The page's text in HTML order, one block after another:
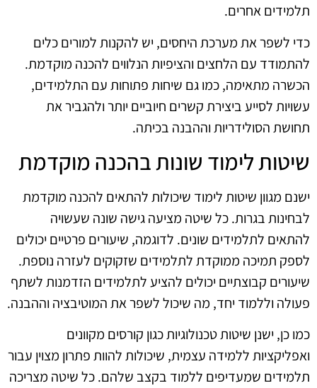
תלמידים אחרים.
כדי לשפר את מערכת היחסים, יש להקנות למורים כלים
להתמודד עם הלחצים והציפיות הנלווים להכנה מוקדמת.
הכשרה מתאימה, כמו גם שיחות פתוחות עם התלמידים,
עשויות לסייע ביצירת קשרים חיוביים יותר ולהגביר את
תחושת הסולידריות וההבנה בכיתה.
שיטות לימוד שונות בהכנה מוקדמת
ישנם מגוון שיטות לימוד שיכולות להתאים להכנה מוקדמת
לבחינות בגרות. כל שיטה מציעה גישה שונה שעשויה
להתאים לתלמידים שונים. לדוגמה, שיעורים פרטיים יכולים
לספק תמיכה ממוקדת לתלמידים שזקוקים לעזרה נוספת.
שיעורים קבוצתיים יכולים להציע לתלמידים הזדמנות לשתף
פעולה וללמוד יחד, מה שיכול לשפר את המוטיבציה וההבנה.
כמו כן, ישנן שיטות טכנולוגיות כגון קורסים מקוונים
ואפליקציות ללמידה עצמית, שיכולות להוות פתרון מצוין עבור
תלמידים שמעדיפים ללמוד בקצב שלהם. כל שיטה מצריכה